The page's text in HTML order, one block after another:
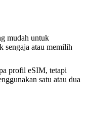
mudah untuk
sengaja atau memilih
profil eSIM, tetapi
satu atau dua